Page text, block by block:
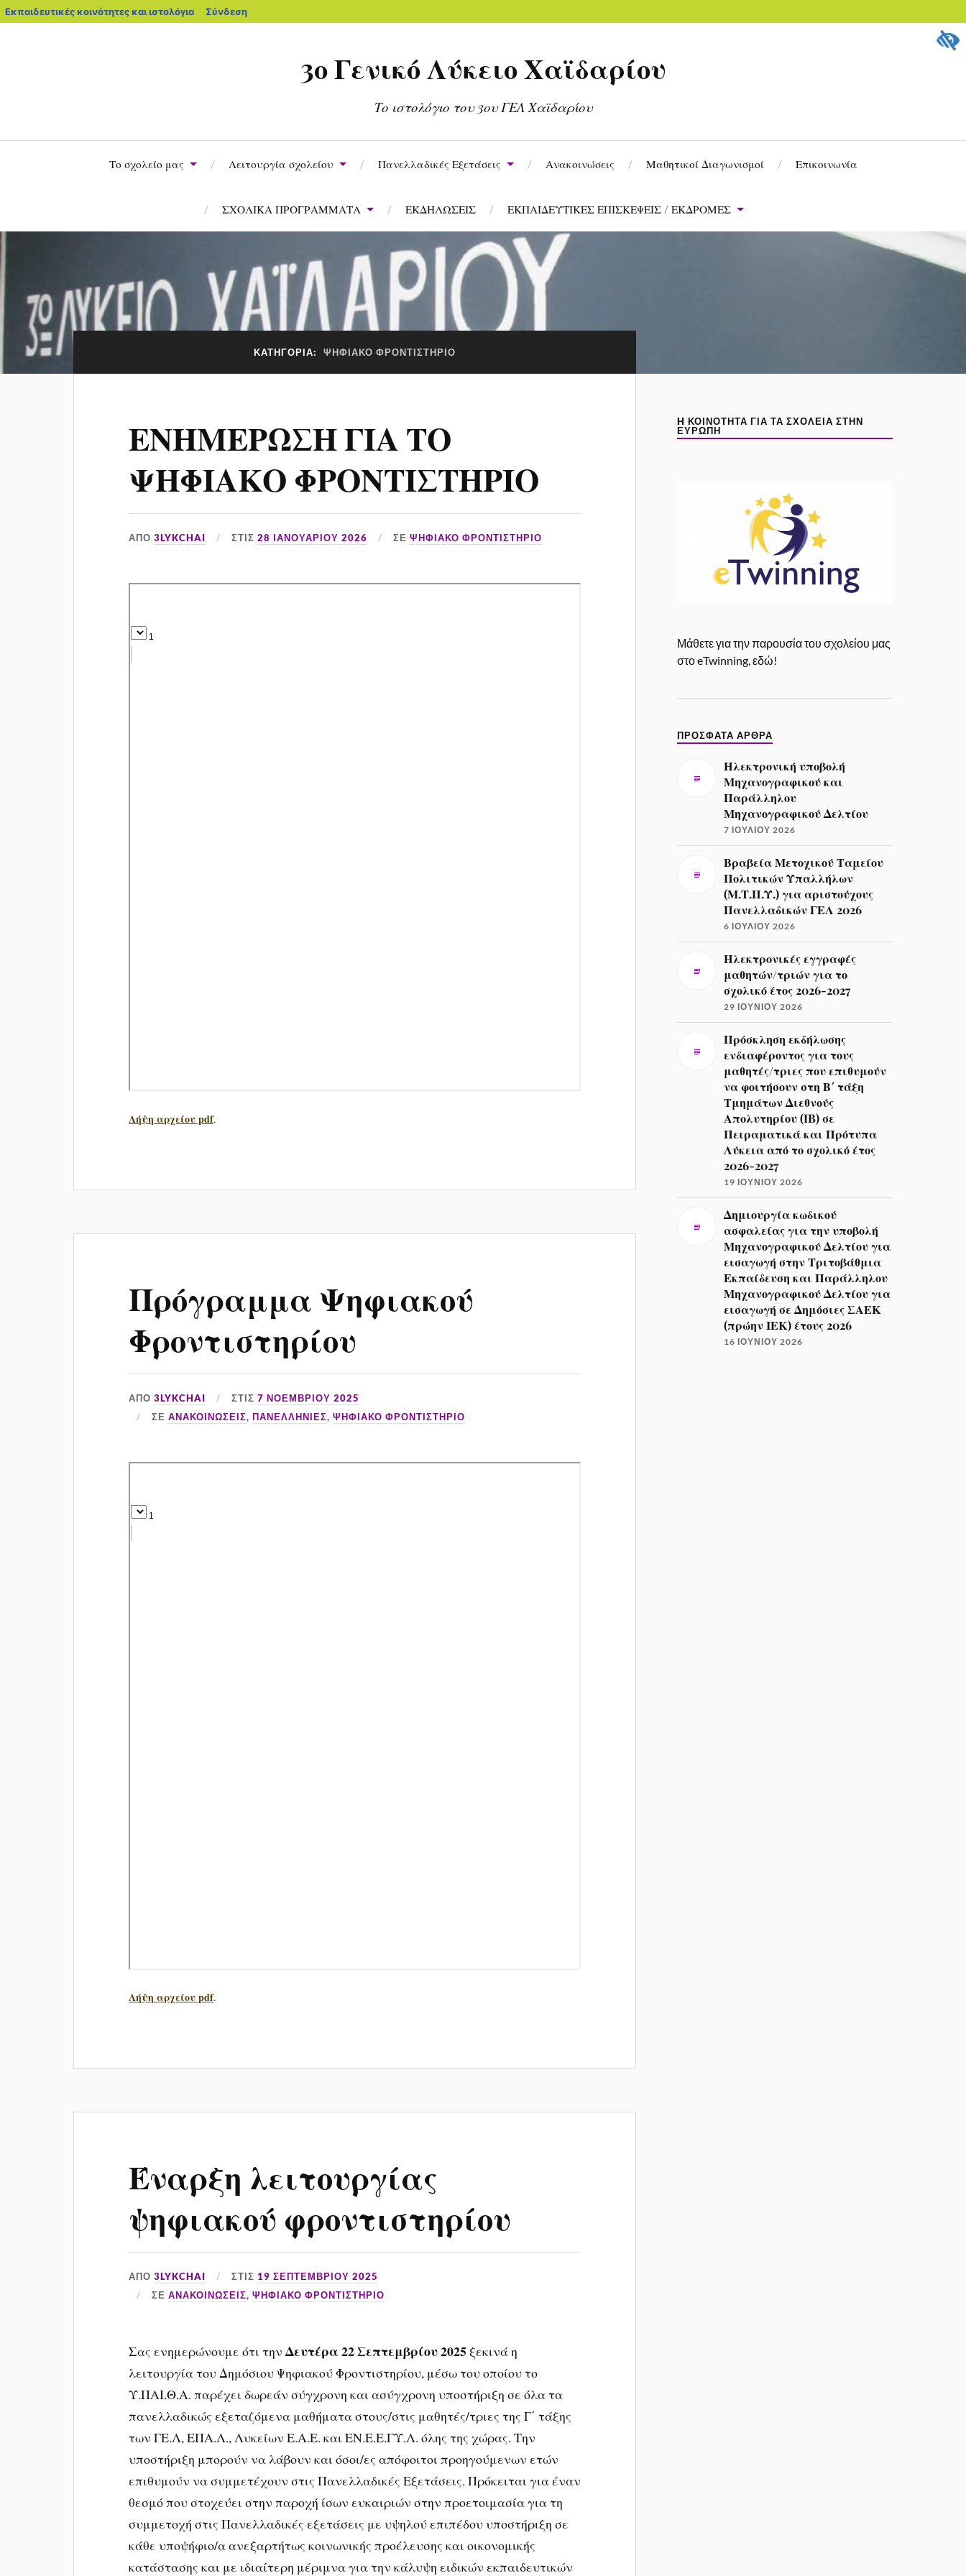
Εκπαιδευτικές κοινότητες και ιστολόγια Σύνδεση
3ο Γενικό Λύκειο Χαϊδαρίου
Το ιστολόγιο του 3ου ΓΕΛ Χαϊδαρίου
Το σχολείο μας Λειτουργία σχολείου Πανελλαδικές Εξετάσεις Ανακοινώσεις Μαθητικοί Διαγωνισμοί Επικοινωνία
ΣΧΟΛΙΚΑ ΠΡΟΓΡΑΜΜΑΤΑ ΕΚΔΗΛΩΣΕΙΣ ΕΚΠΑΙΔΕΥΤΙΚΕΣ ΕΠΙΣΚΕΨΕΙΣ / ΕΚΔΡΟΜΕΣ
ΚΑΤΗΓΟΡΊΑ: ΨΗΦΙΑΚΟ ΦΡΟΝΤΙΣΤΗΡΙΟ
ΕΝΗΜΕΡΩΣΗ ΓΙΑ ΤΟ
ΨΗΦΙΑΚΟ ΦΡΟΝΤΙΣΤΗΡΙΟ
ΑΠΌ3LYKCHAI ΣΤΙΣ28 ΙΑΝΟΥΑΡΊΟΥ 2026 ΣΕΨΗΦΙΑΚΟ ΦΡΟΝΤΙΣΤΗΡΙΟ
Λήψη αρχείου pdf.
Πρόγραμμα Ψηφιακού
Φροντιστηρίου
ΑΠΌ3LYKCHAI ΣΤΙΣ7 ΝΟΕΜΒΡΊΟΥ 2025
ΣΕΑΝΑΚΟΙΝΏΣΕΙΣ,ΠΑΝΕΛΛΉΝΙΕΣ,ΨΗΦΙΑΚΟ ΦΡΟΝΤΙΣΤΗΡΙΟ
Λήψη αρχείου pdf.
Έναρξη λειτουργίας
ψηφιακού φροντιστηρίου
ΑΠΌ3LYKCHAI ΣΤΙΣ 19 ΣΕΠΤΕΜΒΡΊΟΥ 2025
ΣΕΑΝΑΚΟΙΝΏΣΕΙΣ,ΨΗΦΙΑΚΟ ΦΡΟΝΤΙΣΤΗΡΙΟ
Σας ενημερώνουμε ότι τηνΔευτέρα 22 Σεπτεμβρίου 2025ξεκινά η
λειτουργία του Δημόσιου Ψηφιακού Φροντιστηρίου, μέσω του οποίου το
Υ.ΠΑΙ.Θ.Α. παρέχει δωρεάν σύγχρονη και ασύγχρονη υποστήριξη σε όλα τα
πανελλαδικώς εξεταζόμενα μαθήματα στους/στις μαθητές/τριες της Γ΄ τάξης
των ΓΕ.Λ, ΕΠΑ.Λ., Λυκείων Ε.Α.Ε. και ΕΝ.Ε.Ε.ΓΥ.Λ. όλης της χώρας. Την
υποστήριξη μπορούν να λάβουν και όσοι/ες απόφοιτοι προηγούμενων ετών
επιθυμούν να συμμετέχουν στις Πανελλαδικές Εξετάσεις. Πρόκειται για έναν
θεσμό που στοχεύει στην παροχή ίσων ευκαιριών στην προετοιμασία για τη
συμμετοχή στις Πανελλαδικές εξετάσεις με υψηλού επιπέδου υποστήριξη σε
κάθε υποψήφιο/α ανεξαρτήτως κοινωνικής προέλευσης και οικονομικής
κατάστασης και με ιδιαίτερη μέριμνα για την κάλυψη ειδικών εκπαιδευτικών
H ΚΟΙΝΌΤΗΤΑ ΓΙΑ ΤΑ ΣΧΟΛΕΊΑ ΣΤΗΝ
ΕΥΡΏΠΗ
Μάθετε για την παρουσία του σχολείου μας
στο eTwinning, εδώ!
ΠΡΌΣΦΑΤΑ ΆΡΘΡΑ
Ηλεκτρονική υποβολή
Μηχανογραφικού και
Παράλληλου
Μηχανογραφικού Δελτίου
7 ΙΟΥΛΊΟΥ 2026
Βραβεία Μετοχικού Ταμείου
Πολιτικών Υπαλλήλων
(Μ.Τ.Π.Υ.) για αριστούχους
Πανελλαδικών ΓΕΛ 2026
6 ΙΟΥΛΊΟΥ 2026
Ηλεκτρονικές εγγραφές
μαθητών/τριών για το
σχολικό έτος 2026-2027
29 ΙΟΥΝΊΟΥ 2026
Πρόσκληση εκδήλωσης
ενδιαφέροντος για τους
μαθητές/τριες που επιθυμούν
να φοιτήσουν στη Β΄ τάξη
Τμημάτων Διεθνούς
Απολυτηρίου (IB) σε
Πειραματικά και Πρότυπα
Λύκεια από το σχολικό έτος
2026-2027
19 ΙΟΥΝΊΟΥ 2026
Δημιουργία κωδικού
ασφαλείας για την υποβολή
Μηχανογραφικού Δελτίου για
εισαγωγή στην Τριτοβάθμια
Εκπαίδευση και Παράλληλου
Μηχανογραφικού Δελτίου για
εισαγωγή σε Δημόσιες ΣΑΕΚ
(πρώην ΙΕΚ) έτους 2026
16 ΙΟΥΝΊΟΥ 2026